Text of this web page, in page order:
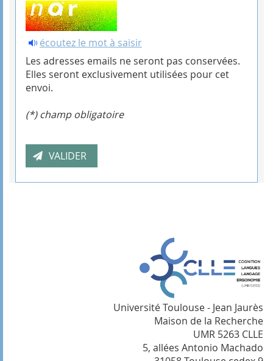
écoutez le mot à saisir
Les adresses emails ne seront pas conservées.
Elles seront exclusivement utilisées pour cet
envoi.
(*) champ obligatoire
Université Toulouse - Jean Jaurès
Maison de la Recherche
UMR 5263 CLLE
5, allées Antonio Machado